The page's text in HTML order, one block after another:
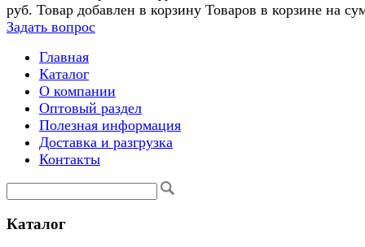
руб. Товар добавлен в корзину Товаров в корзине на
Задать вопрос
Главная
Каталог
О компании
Оптовый раздел
Полезная информация
Доставка и разгрузка
Контакты
Каталог